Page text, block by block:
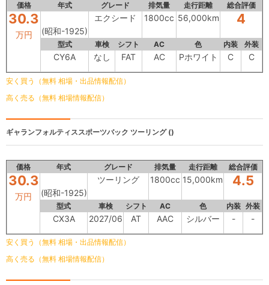
価格 年式 グレード 排気量 走行距離 総合評価
30.3
万円 (昭和-1925)
エクシード 1800cc 56,000km 4
型式 車検 シフト AC 色 内装 外装
CY6A なし FAT AC Pホワイト C C
安く買う（無料 相場・出品情報配信）
高く売る（無料 相場情報配信）
ギャランフォルティススポーツバック ツーリング ()
価格 年式 グレード 排気量 走行距離 総合評価
30.3
万円 (昭和-1925)
ツーリング 1800cc 15,000km 4.5
型式 車検 シフト AC 色 内装 外装
CX3A 2027/06 AT AAC シルバー - -
安く買う（無料 相場・出品情報配信）
高く売る（無料 相場情報配信）